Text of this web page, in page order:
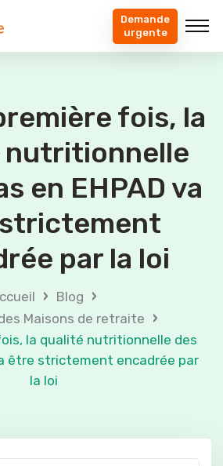
Demande
urgente
fois, la
nutritionnelle
en EHPAD va
par la loi
› Blog ›
Maisons de retraite ›
la qualité nutritionnelle des
être strictement encadrée par
la loi